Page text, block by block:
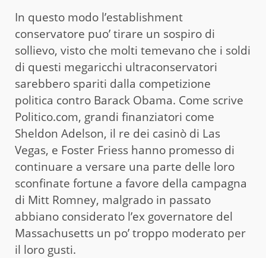
In questo modo l’establishment
conservatore puo’ tirare un sospiro di
sollievo, visto che molti temevano che i soldi
di questi megaricchi ultraconservatori
sarebbero spariti dalla competizione
politica contro Barack Obama. Come scrive
Politico.com, grandi finanziatori come
Sheldon Adelson, il re dei casinò di Las
Vegas, e Foster Friess hanno promesso di
continuare a versare una parte delle loro
sconfinate fortune a favore della campagna
di Mitt Romney, malgrado in passato
abbiano considerato l’ex governatore del
Massachusetts un po’ troppo moderato per
il loro gusti.